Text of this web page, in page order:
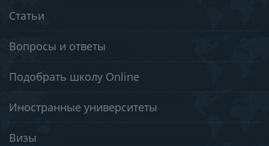
Статьи
Вопросы и ответы
Подобрать школу Online
Иностранные университеты
Визы